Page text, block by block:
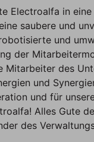
Electroalfa in eine
saubere und
und
der
Mitarbeiter des
und
und für
Alles Gute
des